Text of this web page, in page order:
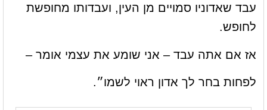
עבד שאדוניו סמויים מן העין, ועבדותו מחופשת
לחופש.
אז אם אתה עבד – אני שומע את עצמי אומר –
לפחות בחר לך אדון ראוי לשמו״.